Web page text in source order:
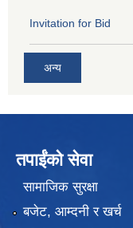
Invitation for Bid
अन्य
तपाईंको सेवा
सामाजिक सुरक्षा
बजेट, आम्दनी र खर्च